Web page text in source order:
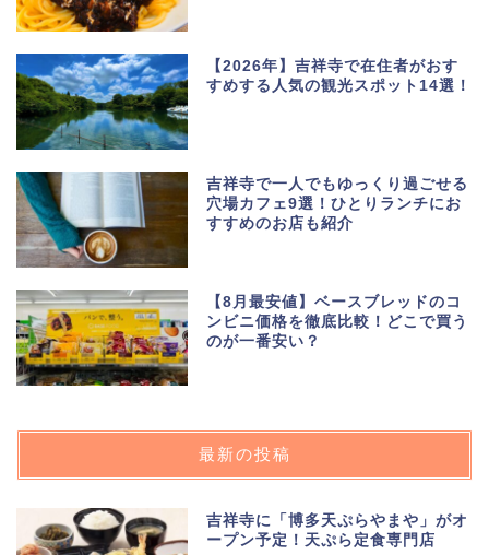
【2026年】吉祥寺で在住者がおす
すめする人気の観光スポット14選！
吉祥寺で一人でもゆっくり過ごせる
穴場カフェ9選！ひとりランチにお
すすめのお店も紹介
【8月最安値】ベースブレッドのコ
ンビニ価格を徹底比較！どこで買う
のが一番安い？
最新の投稿
吉祥寺に「博多天ぷらやまや」がオ
ープン予定！天ぷら定食専門店